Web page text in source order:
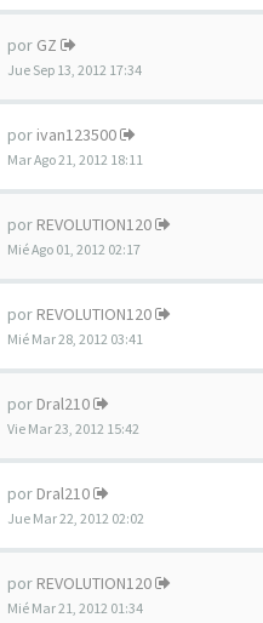
por GZ
Jue Sep 13, 2012 17:34
por ivan123500
Mar Ago 21, 2012 18:11
por REVOLUTION120
Mié Ago 01, 2012 02:17
por REVOLUTION120
Mié Mar 28, 2012 03:41
por Dral210
Vie Mar 23, 2012 15:42
por Dral210
Jue Mar 22, 2012 02:02
por REVOLUTION120
Mié Mar 21, 2012 01:34